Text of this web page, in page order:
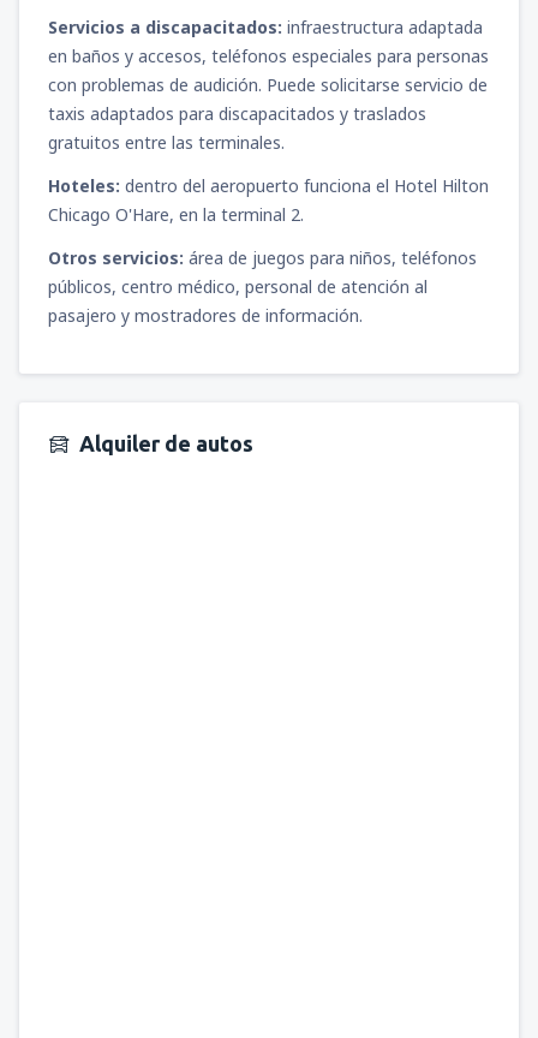
Servicios a discapacitados: infraestructura adaptada
en baños y accesos, teléfonos especiales para personas
con problemas de audición. Puede solicitarse servicio de
taxis adaptados para discapacitados y traslados
gratuitos entre las terminales.
Hoteles: dentro del aeropuerto funciona el Hotel Hilton
Chicago O'Hare, en la terminal 2.
Otros servicios: área de juegos para niños, teléfonos
públicos, centro médico, personal de atención al
pasajero y mostradores de información.
Alquiler de autos